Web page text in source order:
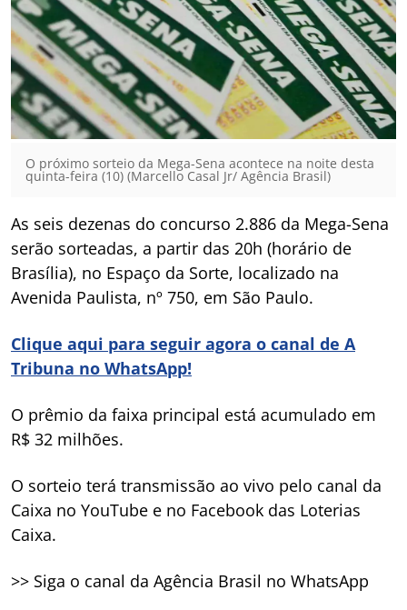
O próximo sorteio da Mega-Sena acontece na noite desta
quinta-feira (10) (Marcello Casal Jr/ Agência Brasil)
As seis dezenas do concurso 2.886 da Mega-Sena
serão sorteadas, a partir das 20h (horário de
Brasília), no Espaço da Sorte, localizado na
Avenida Paulista, nº 750, em São Paulo.
Clique aqui para seguir agora o canal de A
Tribuna no WhatsApp!
O prêmio da faixa principal está acumulado em
R$ 32 milhões.
O sorteio terá transmissão ao vivo pelo canal da
Caixa no YouTube e no Facebook das Loterias
Caixa.
>> Siga o canal da Agência Brasil no WhatsApp